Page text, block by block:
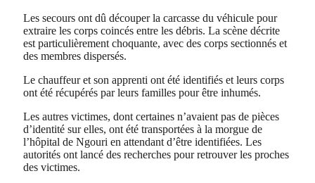
Les secours ont dû découper la carcasse du véhicule pour
extraire les corps coincés entre les débris. La scène décrite
est particulièrement choquante, avec des corps sectionnés et
des membres dispersés.
Le chauffeur et son apprenti ont été identifiés et leurs corps
ont été récupérés par leurs familles pour être inhumés.
Les autres victimes, dont certaines n’avaient pas de pièces
d’identité sur elles, ont été transportées à la morgue de
l’hôpital de Ngouri en attendant d’être identifiées. Les
autorités ont lancé des recherches pour retrouver les proches
des victimes.